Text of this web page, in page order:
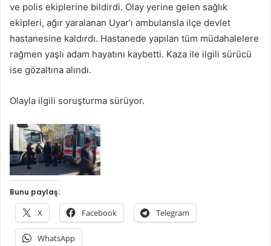
ve polis ekiplerine bildirdi. Olay yerine gelen sağlık
ekipleri, ağır yaralanan Uyar’ı ambulansla ilçe devlet
hastanesine kaldırdı. Hastanede yapılan tüm müdahalelere
rağmen yaşlı adam hayatını kaybetti. Kaza ile ilgili sürücü
ise gözaltına alındı.
Olayla ilgili soruşturma sürüyor.
Bunu paylaş:
X Facebook Telegram
WhatsApp